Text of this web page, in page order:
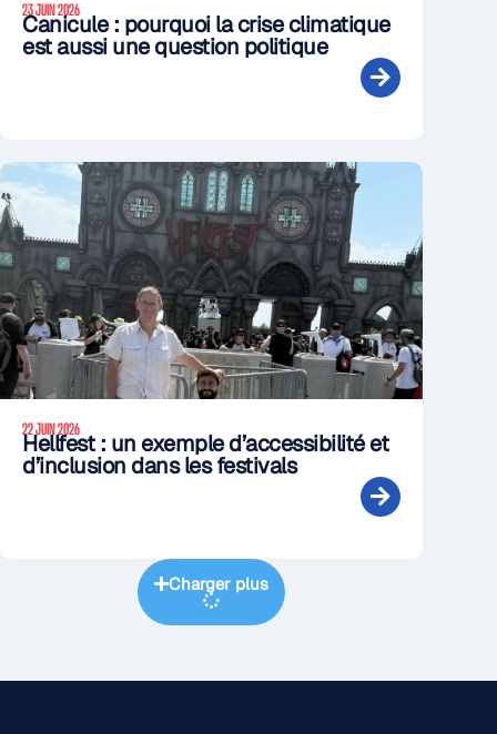
23 JUIN 2026
Canicule : pourquoi la crise climatique
est aussi une question politique
22 JUIN 2026
Hellfest : un exemple d’accessibilité et
d’inclusion dans les festivals
Charger plus